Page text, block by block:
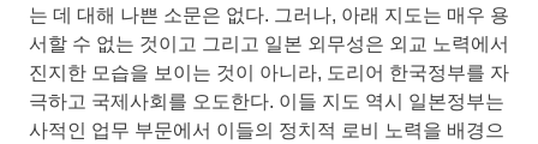
는 데 대해 나쁜 소문은 없다. 그러나, 아래 지도는 매우 용
서할 수 없는 것이고 그리고 일본 외무성은 외교 노력에서
진지한 모습을 보이는 것이 아니라, 도리어 한국정부를 자
극하고 국제사회를 오도한다. 이들 지도 역시 일본정부는
사적인 업무 부문에서 이들의 정치적 로비 노력을 배경으